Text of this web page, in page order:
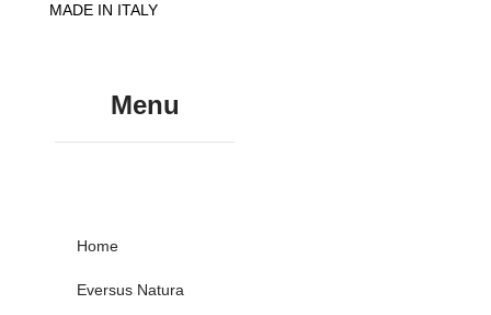
MADE IN ITALY
Menu
Home
Eversus Natura